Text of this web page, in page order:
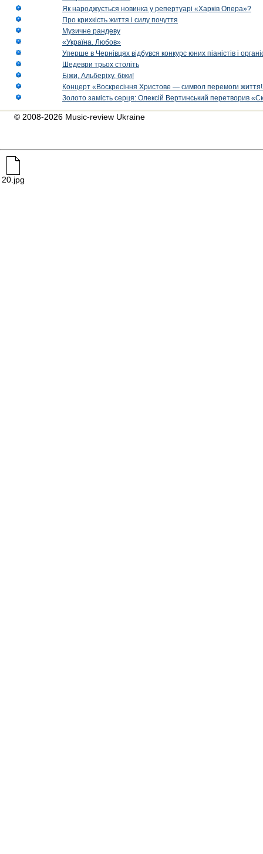
Як народжується новинка у репертуарі «Харків Опера»?
Про крихкість життя і силу почуття
Музичне рандеву
«Україна. Любов»
Уперше в Чернівцях відбувся конкурс юних піаністів і
Шедеври трьох століть
Біжи, Альберіху, біжи!
Концерт «Воскресіння Христове — символ перемоги
Золото замість серця: Олексій Вертинський перетворив
© 2008-2026 Music-review Ukraine
20.jpg